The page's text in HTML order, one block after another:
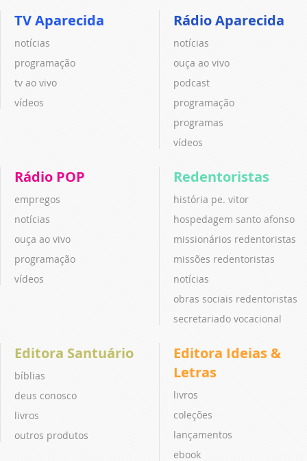
TV Aparecida
notícias
programação
tv ao vivo
vídeos
Rádio Aparecida
notícias
ouça ao vivo
podcast
programação
programas
vídeos
Rádio POP
empregos
notícias
ouça ao vivo
programação
vídeos
Redentoristas
história pe. vitor
hospedagem santo afonso
missionários redentoristas
missões redentoristas
notícias
obras sociais redentoristas
secretariado vocacional
Editora Santuário
bíblias
deus conosco
livros
outros produtos
Editora Ideias &
Letras
livros
coleções
lançamentos
ebook